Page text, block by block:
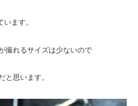
ます。
撮れるサイズは少ないので
と思います。